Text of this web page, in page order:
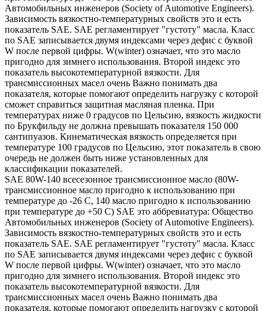
Автомобильных инженеров (Society of Automotive Engineers).
Зависимость вязкостно-температурных свойств это и есть
показатель SAE. SAE регламентирует "густоту" масла. Класс
по SAE записывается двумя индексами через дефис с буквой
W после первой цифры. W(winter) означает, что это масло
пригодно для зимнего использования. Второй индекс это
показатель высокотемпературной вязкости. Для
трансмиссионных масел очень Важно понимать два
показателя, которые помогают определить нагрузку с которой
сможет справиться защитная масляная пленка. При
температурах ниже 0 градусов по Цельсию, вязкость жидкости
по Брукфильду не должна превышать показателя 150 000
сантипуазов. Кинематическая вязкость определяется при
температуре 100 градусов по Цельсию, этот показатель в свою
очередь не должен быть ниже установленных для
классификации показателей.
SAE 80W-140 всесезонное трансмиссионное масло (80W-
трансмиссионное масло пригодно к использованию при
температуре до -26 С, 140 масло пригодно к использованию
при температуре до +50 С) SAE это аббревиатура: Общество
Автомобильных инженеров (Society of Automotive Engineers).
Зависимость вязкостно-температурных свойств это и есть
показатель SAE. SAE регламентирует "густоту" масла. Класс
по SAE записывается двумя индексами через дефис с буквой
W после первой цифры. W(winter) означает, что это масло
пригодно для зимнего использования. Второй индекс это
показатель высокотемпературной вязкости. Для
трансмиссионных масел очень Важно понимать два
показателя, которые помогают определить нагрузку с которой